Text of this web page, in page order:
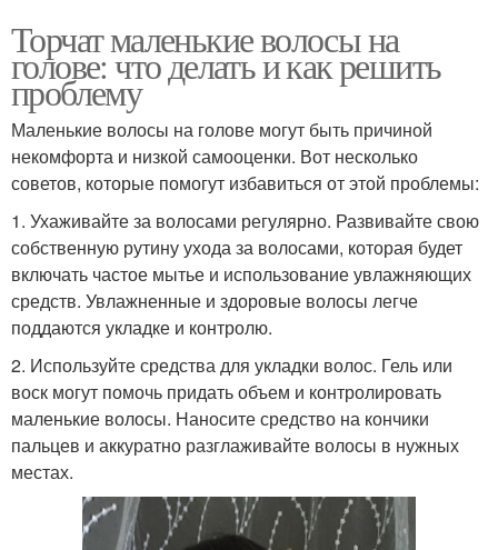
Торчат маленькие волосы на
голове: что делать и как решить
проблему
Маленькие волосы на голове могут быть причиной
некомфорта и низкой самооценки. Вот несколько
советов, которые помогут избавиться от этой проблемы:
1. Ухаживайте за волосами регулярно. Развивайте свою
собственную рутину ухода за волосами, которая будет
включать частое мытье и использование увлажняющих
средств. Увлажненные и здоровые волосы легче
поддаются укладке и контролю.
2. Используйте средства для укладки волос. Гель или
воск могут помочь придать объем и контролировать
маленькие волосы. Наносите средство на кончики
пальцев и аккуратно разглаживайте волосы в нужных
местах.